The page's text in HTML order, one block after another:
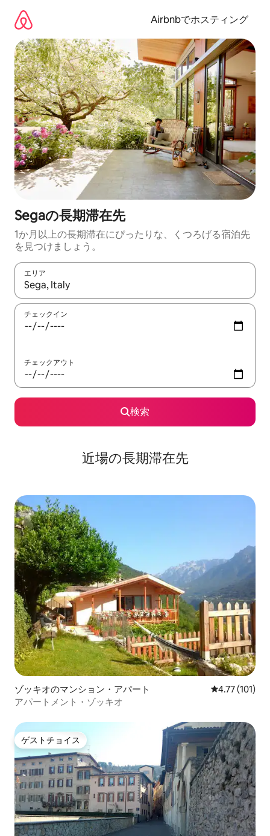
Airbnbでホスティング
Segaの長期滞在先
1か月以上の長期滞在にぴったりな、くつろげる宿泊先
を見つけましょう。
エリア
検索結果が表示されたら、上下の矢印キーを使って移動するか
チェックイン
チェックアウト
検索
近場の長期滞在先
ゾッキオのマンション・アパート レビュー101
4.77 (101)
アパートメント・ゾッキオ
ゲストチョイス
ゲストチョイス